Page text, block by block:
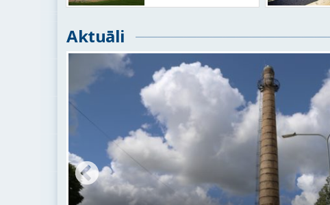
katlumājas būvniecībā
Aktuāli